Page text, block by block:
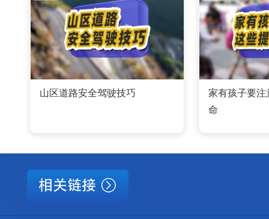
山区道路安全驾驶技巧
家有孩子要
命